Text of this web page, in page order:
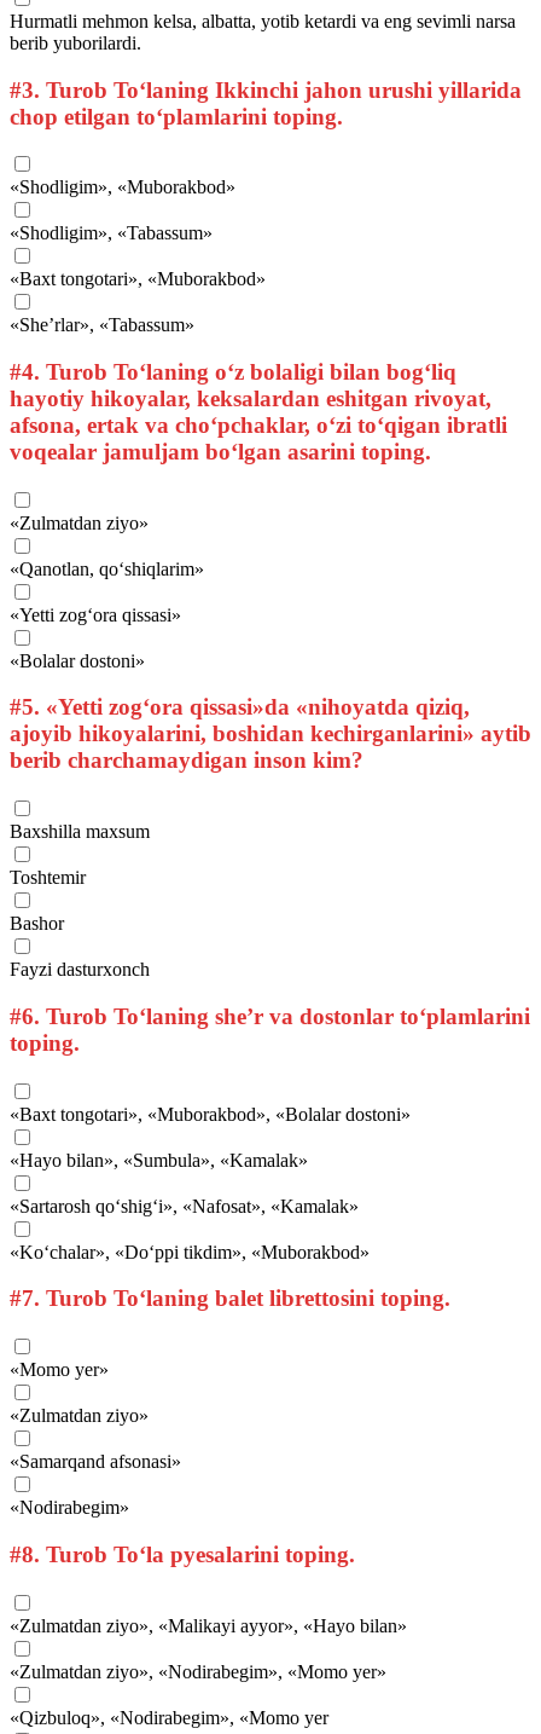
Hurmatli mehmon kelsa, albatta, yotib ketardi va eng sevimli narsa
berib yuborilardi.
#3. Turob To‘laning Ikkinchi jahon urushi yillarida
chop etilgan to‘plamlarini toping.
«Shodligim», «Muborakbod»
«Shodligim», «Tabassum»
«Baxt tongotari», «Muborakbod»
«She’rlar», «Tabassum»
#4. Turob To‘laning o‘z bolaligi bilan bog‘liq
hayotiy hikoyalar, keksalardan eshitgan rivoyat,
afsona, ertak va cho‘pchaklar, o‘zi to‘qigan ibratli
voqealar jamuljam bo‘lgan asarini toping.
«Zulmatdan ziyo»
«Qanotlan, qo‘shiqlarim»
«Yetti zog‘ora qissasi»
«Bolalar dostoni»
#5. «Yetti zog‘ora qissasi»da «nihoyatda qiziq,
ajoyib hikoyalarini, boshidan kechirganlarini» aytib
berib charchamaydigan inson kim?
Baxshilla maxsum
Toshtemir
Bashor
Fayzi dasturxonch
#6. Turob To‘laning she’r va dostonlar to‘plamlarini
toping.
«Baxt tongotari», «Muborakbod», «Bolalar dostoni»
«Hayo bilan», «Sumbula», «Kamalak»
«Sartarosh qo‘shig‘i», «Nafosat», «Kamalak»
«Ko‘chalar», «Do‘ppi tikdim», «Muborakbod»
#7. Turob To‘laning balet librettosini toping.
«Momo yer»
«Zulmatdan ziyo»
«Samarqand afsonasi»
«Nodirabegim»
#8. Turob To‘la pyesalarini toping.
«Zulmatdan ziyo», «Malikayi ayyor», «Hayo bilan»
«Zulmatdan ziyo», «Nodirabegim», «Momo yer»
«Qizbuloq», «Nodirabegim», «Momo yer